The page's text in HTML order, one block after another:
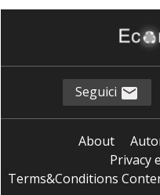
Seguici
About
Privacy
Terms&Conditions